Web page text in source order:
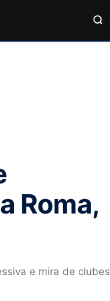
Roma,
e mira de clubes